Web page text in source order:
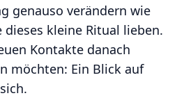
genauso verändern wie
dieses kleine Ritual lieben.
Kontakte danach
möchten: Ein Blick auf